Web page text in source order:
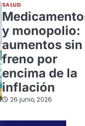
SALUD
y monopolio:
aumentos sin
freno por
encima de la
inflación
26 junio, 2026